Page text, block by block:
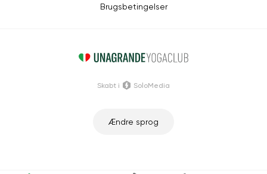
Brugsbetingelser
Ændre sprog
Skabt i SoloMedia